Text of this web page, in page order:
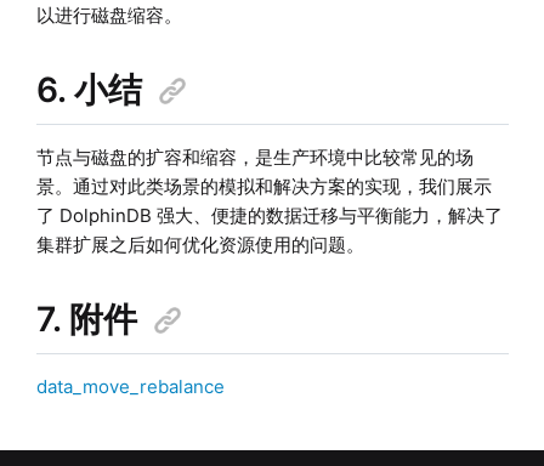
以进行磁盘缩容。
6. 小结
节点与磁盘的扩容和缩容，是生产环境中比较常见的场
景。通过对此类场景的模拟和解决方案的实现，我们展示
了 DolphinDB 强大、便捷的数据迁移与平衡能力，解决了
集群扩展之后如何优化资源使用的问题。
7. 附件
data_move_rebalance